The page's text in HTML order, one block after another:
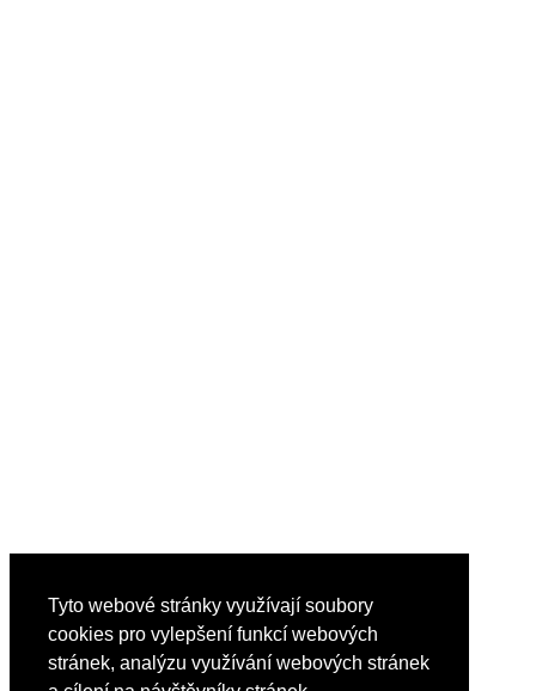
Tyto webové stránky využívají soubory
cookies pro vylepšení funkcí webových
stránek, analýzu využívání webových stránek